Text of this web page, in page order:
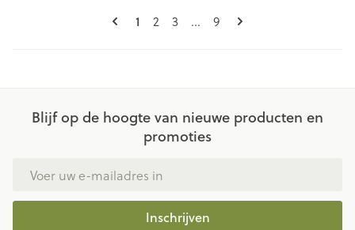
Pagina's
U lees momenteel pagina
1 Pagina
2 Pagina
3 ... Pagina
9
Blijf op de hoogte van nieuwe producten en
promoties
Inschrijven